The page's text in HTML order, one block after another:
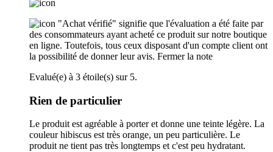
"Achat vérifié" signifie que l'évaluation a été faite par
des consommateurs ayant acheté ce produit sur notre boutique
en ligne. Toutefois, tous ceux disposant d'un compte client ont
la possibilité de donner leur avis. Fermer la note
Evalué(e) à 3 étoile(s) sur 5.
Rien de particulier
Le produit est agréable à porter et donne une teinte légère. La
couleur hibiscus est très orange, un peu particulière. Le
produit ne tient pas très longtemps et c'est peu hydratant.